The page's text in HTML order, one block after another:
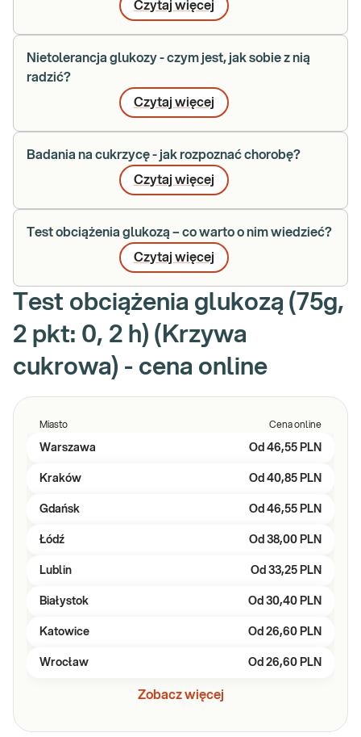
Czytaj więcej
Nietolerancja glukozy - czym jest, jak sobie z nią
radzić?
Czytaj więcej
Badania na cukrzycę - jak rozpoznać chorobę?
Czytaj więcej
Test obciążenia glukozą – co warto o nim wiedzieć?
Czytaj więcej
Test obciążenia glukozą (75g,
2 pkt: 0, 2 h) (Krzywa
cukrowa) - cena online
Miasto Cena online
Warszawa Od 46,55 PLN
Kraków Od 40,85 PLN
Gdańsk Od 46,55 PLN
Łódź Od 38,00 PLN
Lublin Od 33,25 PLN
Białystok Od 30,40 PLN
Katowice Od 26,60 PLN
Wrocław Od 26,60 PLN
Zobacz więcej